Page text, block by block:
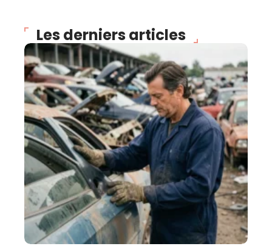
Les derniers articles